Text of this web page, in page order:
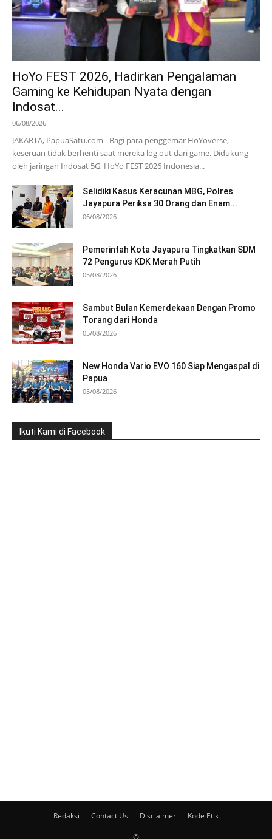
HoYo FEST 2026, Hadirkan Pengalaman
Gaming ke Kehidupan Nyata dengan
Indosat...
06/08/2026
JAKARTA, PapuaSatu.com - Bagi para penggemar HoYoverse,
keseruan tidak berhenti saat mereka log out dari game. Didukung
oleh jaringan Indosat 5G, HoYo FEST 2026 Indonesia...
Selidiki Kasus Keracunan MBG, Polres
Jayapura Periksa 30 Orang dan Enam...
06/08/2026
Pemerintah Kota Jayapura Tingkatkan SDM
72 Pengurus KDK Merah Putih
05/08/2026
Sambut Bulan Kemerdekaan Dengan Promo
Torang dari Honda
05/08/2026
New Honda Vario EVO 160 Siap Mengaspal di
Papua
05/08/2026
Ikuti Kami di Facebook
Redaksi Contact Us Disclaimer Kode Etik
©